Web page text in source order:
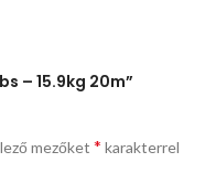
– 15.9kg 20m”
mezőket * karakterrel